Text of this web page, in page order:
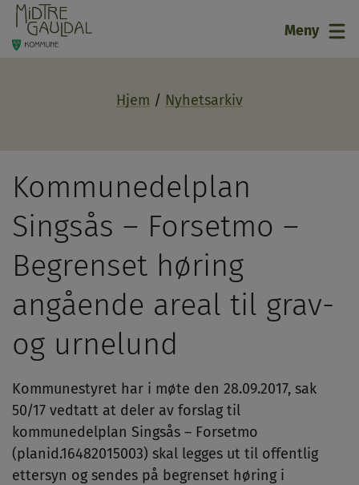
21 Meny
Hjem Nyhetsarkiv
Kommunedelplan
Singsås – Forsetmo –
Begrenset høring
angående areal til grav-
og urnelund
Kommunestyret har i møte den 28.09.2017, sak
50/17 vedtatt at deler av forslag til
kommunedelplan Singsås – Forsetmo
(planid.16482015003) skal legges ut til offentlig
ettersyn og sendes på begrenset høring i